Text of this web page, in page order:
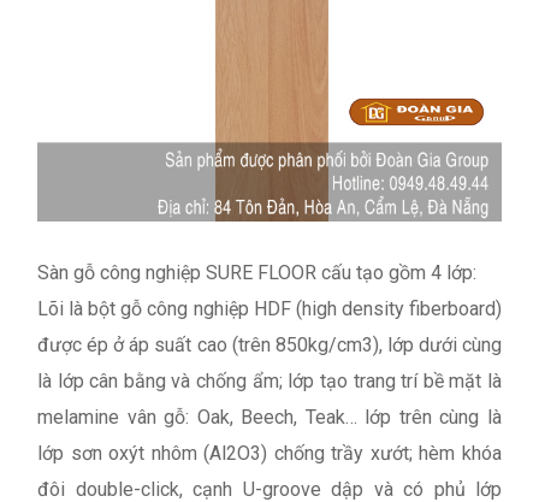
Sàn gỗ công nghiệp SURE FLOOR cấu tạo gồm 4 lớp:
Lõi là bột gỗ công nghiệp HDF (high density fiberboard)
được ép ở áp suất cao (trên 850kg/cm3), lớp dưới cùng
là lớp cân bằng và chống ẩm; lớp tạo trang trí bề mặt là
melamine vân gỗ: Oak, Beech, Teak… lớp trên cùng là
lớp sơn oxýt nhôm (Al2O3) chống trầy xướt; hèm khóa
đôi double-click, cạnh U-groove dập và có phủ lớp